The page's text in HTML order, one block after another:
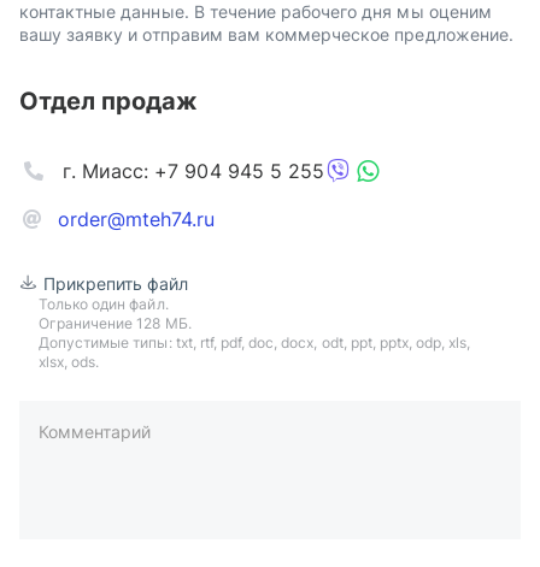
контактные данные. В течение рабочего дня мы оценим
вашу заявку и отправим вам коммерческое предложение.
Отдел продаж
order@mteh74.ru
г. Миасс: +7 904 945 5 255
Прикрепить файл
Только один файл.
Ограничение 128 МБ.
Допустимые типы: txt, rtf, pdf, doc, docx, odt, ppt, pptx, odp, xls,
xlsx, ods.
Комментарий
пример: 89511234567 или +79511324567